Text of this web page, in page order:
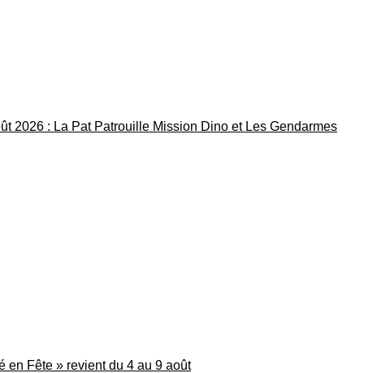
2026 : La Pat Patrouille Mission Dino et Les Gendarmes
en Fête » revient du 4 au 9 août